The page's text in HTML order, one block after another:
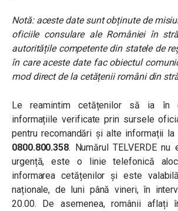
Notă: aceste date sunt obținute de
oficiile consulare ale României în
autoritățile competente din statele de
în care aceste date fac obiectul
mod direct de la cetățenii români din
Le reamintim cetățenilor să ia în
informațiile verificate prin sursele
pentru recomandări și alte informații la
0800.800.358. Numărul TELVERDE
urgență, este o linie telefonică
informarea cetățenilor și este
naționale, de luni până vineri, în
20.00. De asemenea, românii aflați